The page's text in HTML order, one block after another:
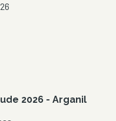
2026 - Arganil